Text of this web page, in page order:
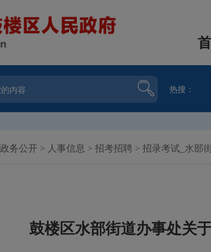
热搜：
政务公开 > 人事信息 > 招考招聘 > 招录考试_水部
鼓楼区水部街道办事处关